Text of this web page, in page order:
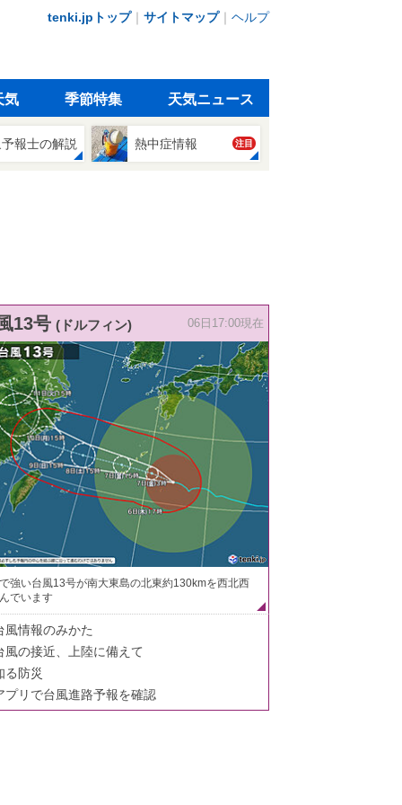
tenki.jpトップ｜ サイトマップ｜ ヘルプ
気 季節特集 天気ニュース
報士の解説 熱中症情報 注目
13号 (ドルフィン) 06日17:00現在
強い台風13号が南大東島の北東約130kmを西北西
でいます
風情報のみかた
風の接近、上陸に備えて
る防災
プリで台風進路予報を確認